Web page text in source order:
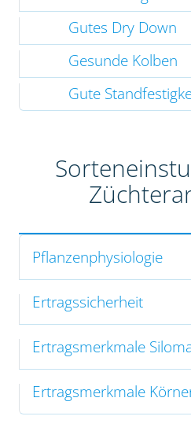
Gutes Dry Down
Gesunde Kolben
Gute
Pflanzenphysiologie
Ertragssicherheit
Ertragsmerkmale
Ertragsmerkmale